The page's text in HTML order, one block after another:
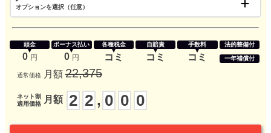
オプションを選択（任意）
頭金
0 円
ボーナス払い
0 円
各種税金
コミ
自賠責
コミ
手数料
コミ
法的整備付
一年補償付
通常価格 月額 22,375
ネット割
適用価格
月額 2 2 , 0 0 0